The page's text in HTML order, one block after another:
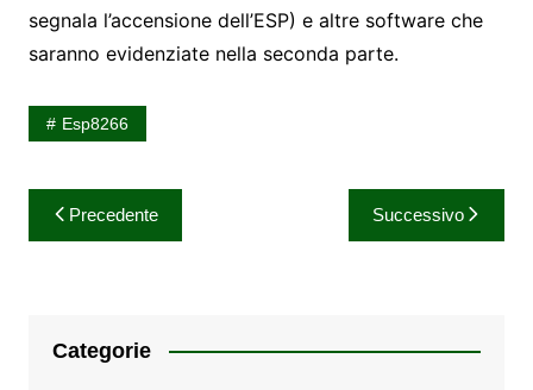
segnala l’accensione dell’ESP) e altre software che
saranno evidenziate nella seconda parte.
Esp8266
Navigazione
articoli
Precedente Successivo
Categorie